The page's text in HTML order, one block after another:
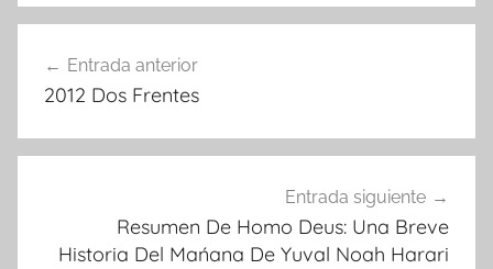
de
Entrada anterior
2012 Dos Frentes
Entrada siguiente
Resumen De Homo Deus: Una Breve
Historia Del Mańana De Yuval Noah Harari